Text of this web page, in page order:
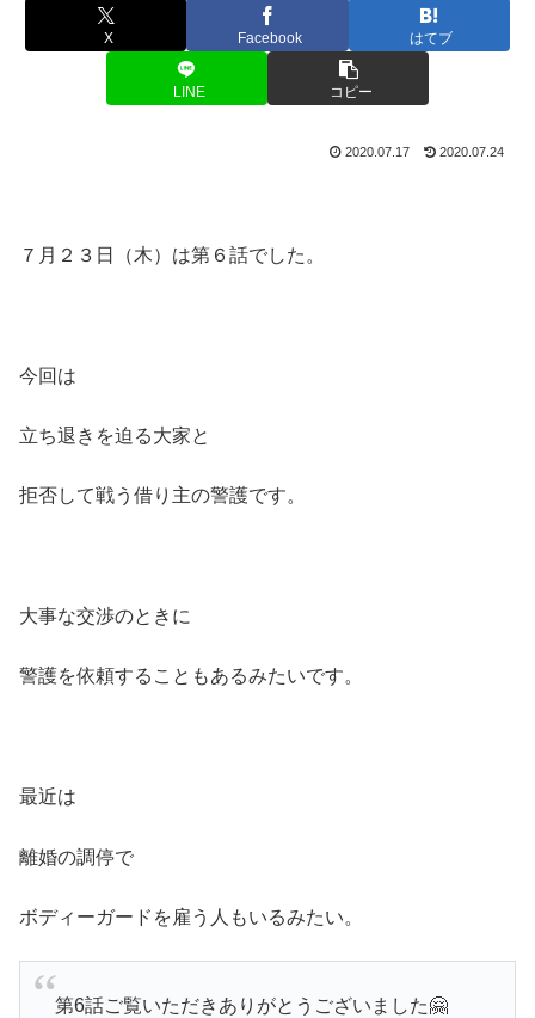
X Facebook はてブ
LINE コピー
2020.07.17 2020.07.24
７月２３日（木）は第６話でした。
今回は
立ち退きを迫る大家と
拒否して戦う借り主の警護です。
大事な交渉のときに
警護を依頼することもあるみたいです。
最近は
離婚の調停で
ボディーガードを雇う人もいるみたい。
第6話ご覧いただきありがとうございました🤗